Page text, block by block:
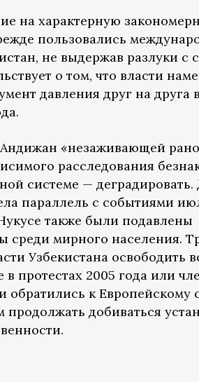
на характерную
пользовались
не выдержав разлуки с
о том, что власти
давления друг на друга
Андижан «незаживающей
расследования
системе — деградировать.
параллель с событиями
также были подавлены
среди мирного населения.
Узбекистана освободить
протестах 2005 года или
обратились к Европейскому
добиваться